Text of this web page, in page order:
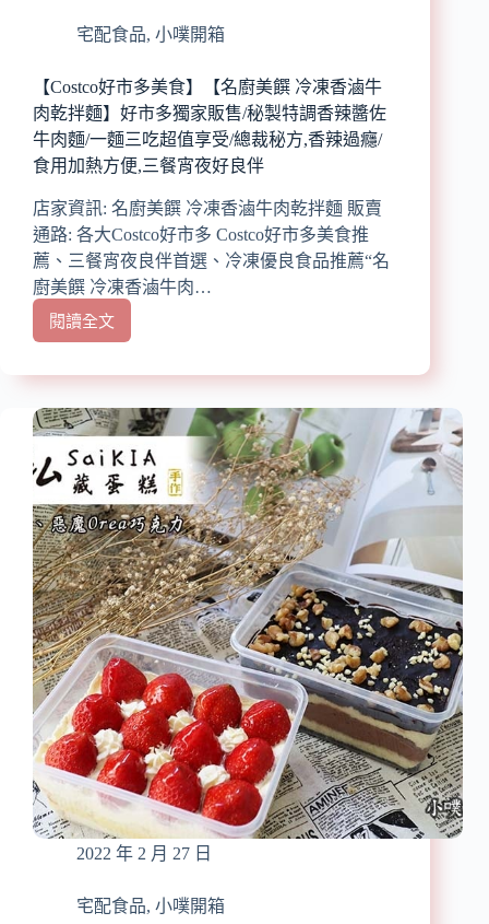
餘
糕
素
食
宅
配
一
鍵
美
味
送
到
家/
像
做/
補
蟲
草
首
烏
燉
盅、
曼
餘
米
糕/
冷
凍
宅
配、
免
運
宅配食品, 小噗開箱
【Costco好市多美食】【名廚美饌 冷凍香滷牛
肉乾拌麵】好市多獨家販售/秘製特調香辣醬佐
牛肉麵/一麵三吃超值享受/總裁秘方,香辣過癮/
食用加熱方便,三餐宵夜好良伴
店家資訊: 名廚美饌 冷凍香滷牛肉乾拌麵 販賣
通路: 各大Costco好市多 Costco好市多美食推
薦、三餐宵夜良伴首選、冷凍優良食品推薦“名
廚美饌 冷凍香滷牛肉…
閱讀全文
【Costco
市
美
食】
【名
廚
美
饌
冷
凍
香
滷
牛
肉
乾
拌
麵】
好
市
多
獨
家
售/
2022 年 2 月 27 日
宅配食品, 小噗開箱